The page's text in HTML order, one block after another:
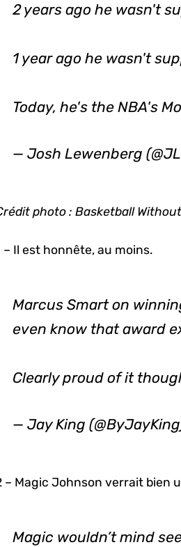
2 years ago he wasn't
1 year ago he wasn't
Today, he's the NBA's
— Josh Lewenberg
photo : Basketball
– Il est honnête, au moins.
Marcus Smart on
even know that award
Clearly proud of it
— Jay King
– Magic Johnson verrait bien
Magic wouldn’t mind